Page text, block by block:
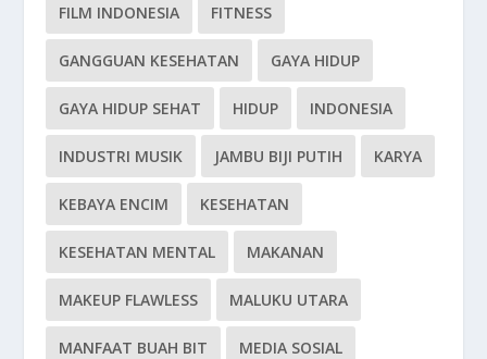
FILM INDONESIA FITNESS
GANGGUAN KESEHATAN GAYA HIDUP
GAYA HIDUP SEHAT HIDUP INDONESIA
INDUSTRI MUSIK JAMBU BIJI PUTIH KARYA
KEBAYA ENCIM KESEHATAN
KESEHATAN MENTAL MAKANAN
MAKEUP FLAWLESS MALUKU UTARA
MANFAAT BUAH BIT MEDIA SOSIAL